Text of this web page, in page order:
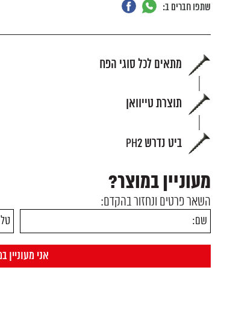
שתפו חברים ב:
מתאים לכל סוגי הפח
תוצרת טייוואן
ביט נדרש PH2
מעוניין במוצר?
השאר פרטים ונחזור בהקדם: